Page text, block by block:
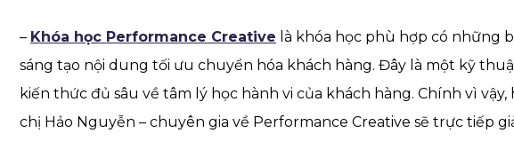
– Khóa học Performance Creative là khóa học phù hợp có những
sáng tạo nội dung tối ưu chuyển hóa khách hàng. Đây là một kỹ
kiến thức đủ sâu về tâm lý học hành vi của khách hàng. Chính vì
chị Hảo Nguyễn – chuyên gia về Performance Creative sẽ trực tiếp